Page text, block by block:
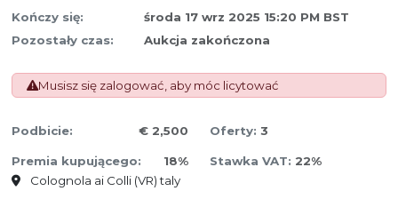
Kończy się:
środa 17 wrz 2025 15:20 PM BST
Pozostały czas:
Aukcja zakończona
Musisz się zalogować, aby móc licytować
Podbicie: € 2,500 Oferty: 3
Premia kupującego: 18% Stawka VAT: 22%
Colognola ai Colli (VR) taly